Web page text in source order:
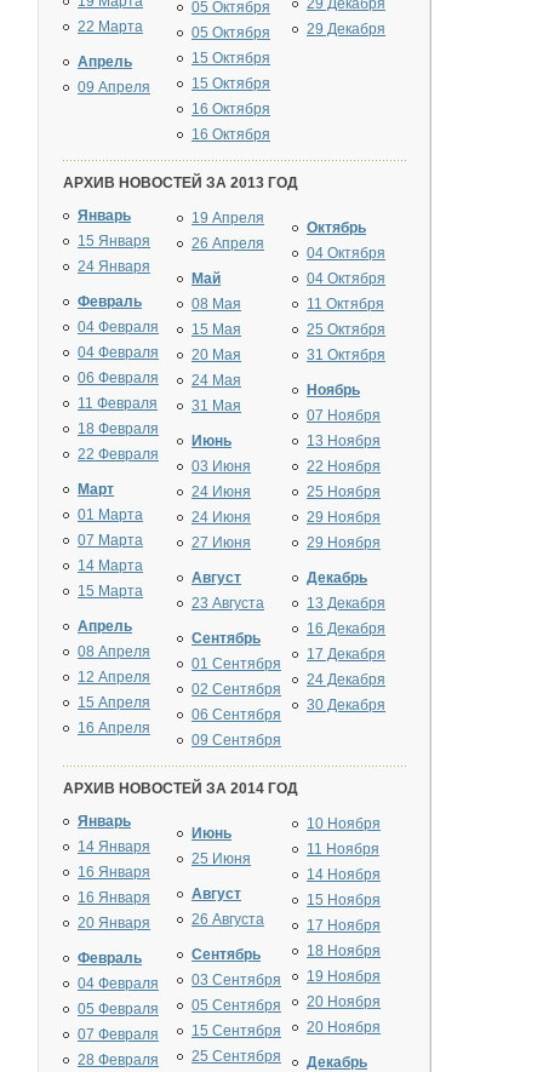
22 Марта
Апрель
09 Апреля
05 Октября
05 Октября
15 Октября
15 Октября
16 Октября
16 Октября
29 Декабря
29 Декабря
АРХИВ НОВОСТЕЙ ЗА 2013 ГОД
Январь
15 Января
24 Января
Февраль
04 Февраля
04 Февраля
06 Февраля
11 Февраля
18 Февраля
22 Февраля
Март
01 Марта
07 Марта
14 Марта
15 Марта
Апрель
08 Апреля
12 Апреля
15 Апреля
16 Апреля
19 Апреля
26 Апреля
Май
08 Мая
15 Мая
20 Мая
24 Мая
31 Мая
Июнь
03 Июня
24 Июня
24 Июня
27 Июня
Август
23 Августа
Сентябрь
01 Сентября
02 Сентября
06 Сентября
09 Сентября
Октябрь
04 Октября
04 Октября
11 Октября
25 Октября
31 Октября
Ноябрь
07 Ноября
13 Ноября
22 Ноября
25 Ноября
29 Ноября
29 Ноября
Декабрь
13 Декабря
16 Декабря
17 Декабря
24 Декабря
30 Декабря
АРХИВ НОВОСТЕЙ ЗА 2014 ГОД
Январь
14 Января
16 Января
16 Января
20 Января
Февраль
04 Февраля
05 Февраля
07 Февраля
28 Февраля
Июнь
25 Июня
Август
26 Августа
Сентябрь
03 Сентября
05 Сентября
15 Сентября
25 Сентября
10 Ноября
11 Ноября
14 Ноября
15 Ноября
17 Ноября
18 Ноября
19 Ноября
20 Ноября
20 Ноября
Декабрь